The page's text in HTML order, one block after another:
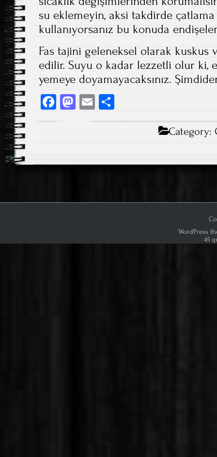
su eklemeyin, aksi takdirde
kullanıyorsanız bu konuda
Fas tajini geleneksel olarak kuskus
edilir. Suyu o kadar lezzetli olur ki,
yemeye doyamayacaksınız.
Fa
ce
ok
M
o
E
m ha
Category:
WordPress
45